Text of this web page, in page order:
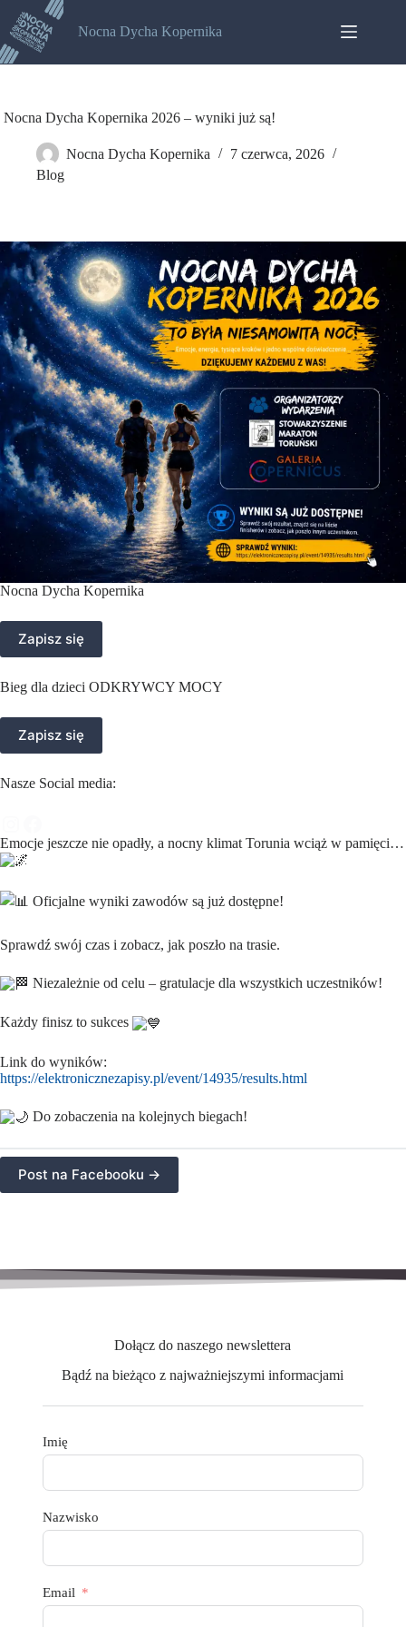
Nocna Dycha Kopernika
Nocna Dycha Kopernika 2026 – wyniki już są!
Nocna Dycha Kopernika
7 czerwca, 2026
Blog
Nocna Dycha Kopernika
Zapisz się
Bieg dla dzieci ODKRYWCY MOCY
Zapisz się
Nasze Social media:
Emocje jeszcze nie opadły, a nocny klimat Torunia wciąż w pamięci…
Oficjalne wyniki zawodów są już dostępne!
Sprawdź swój czas i zobacz, jak poszło na trasie.
Niezależnie od celu – gratulacje dla wszystkich uczestników!
Każdy finisz to sukces
Link do wyników:
https://elektronicznezapisy.pl/event/14935/results.html
Do zobaczenia na kolejnych biegach!
Post na Facebooku ->
Dołącz do naszego newslettera
Bądź na bieżąco z najważniejszymi informacjami
Imię
Nazwisko
Email